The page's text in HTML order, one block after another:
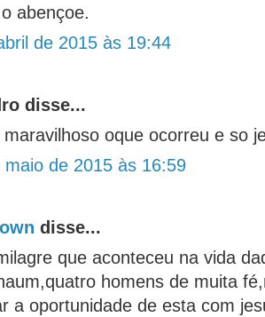
abençoe.
de 2015 às 19:44
disse...
maravilhoso oque ocorreu e so
maio de 2015 às 16:59
disse...
que aconteceu na vida
homens de muita
a oportunidade de esta com